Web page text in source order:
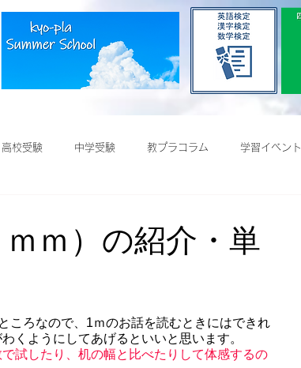
高校受験 中学受験 教プラコラム 学習イベント
ｍ）の紹介・単
ころなので、1ｍのお話を読むときにはできれ
くようにしてあげるといいと思います。
試したり、机の幅と比べたりして体感するの